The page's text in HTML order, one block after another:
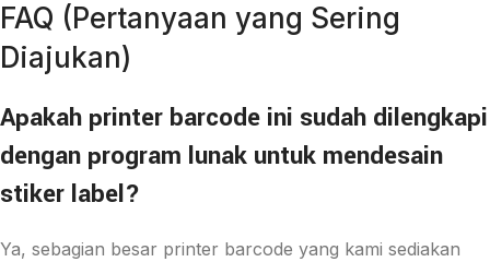
FAQ (Pertanyaan yang Sering
Diajukan)
Apakah printer barcode ini sudah dilengkapi
dengan program lunak untuk mendesain
stiker label?
Ya, sebagian besar printer barcode yang kami sediakan